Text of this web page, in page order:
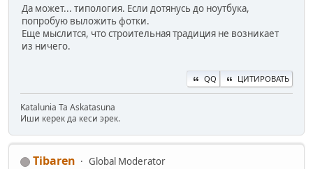
Да может... типология. Если дотянусь до ноутбука,
попробую выложить фотки.
Еще мыслится, что строительная традиция не возникает
из ничего.
QQ ЦИТИРОВАТЬ
Katalunia Ta Askatasuna
Иши керек да кеси эрек.
Tibaren
Global Moderator